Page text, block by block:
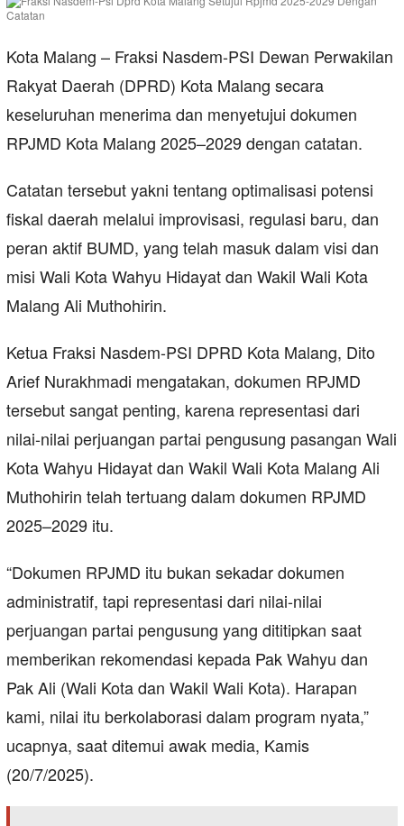
Kota Malang – Fraksi Nasdem-PSI Dewan Perwakilan
Rakyat Daerah (DPRD) Kota Malang secara
keseluruhan menerima dan menyetujui dokumen
RPJMD Kota Malang 2025–2029 dengan catatan.
Catatan tersebut yakni tentang optimalisasi potensi
fiskal daerah melalui improvisasi, regulasi baru, dan
peran aktif BUMD, yang telah masuk dalam visi dan
misi Wali Kota Wahyu Hidayat dan Wakil Wali Kota
Malang Ali Muthohirin.
Ketua Fraksi Nasdem-PSI DPRD Kota Malang, Dito
Arief Nurakhmadi mengatakan, dokumen RPJMD
tersebut sangat penting, karena representasi dari
nilai-nilai perjuangan partai pengusung pasangan Wali
Kota Wahyu Hidayat dan Wakil Wali Kota Malang Ali
Muthohirin telah tertuang dalam dokumen RPJMD
2025–2029 itu.
“Dokumen RPJMD itu bukan sekadar dokumen
administratif, tapi representasi dari nilai-nilai
perjuangan partai pengusung yang dititipkan saat
memberikan rekomendasi kepada Pak Wahyu dan
Pak Ali (Wali Kota dan Wakil Wali Kota). Harapan
kami, nilai itu berkolaborasi dalam program nyata,”
ucapnya, saat ditemui awak media, Kamis
(20/7/2025).